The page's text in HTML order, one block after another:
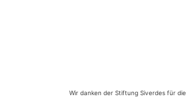
Wir danken der Stiftung Siverdes für